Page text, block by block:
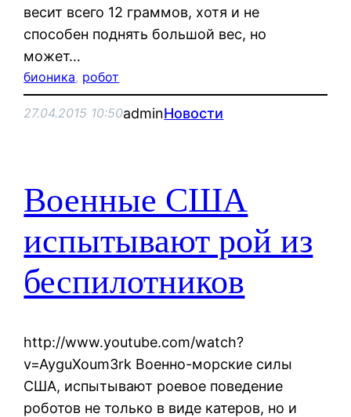
весит всего 12 граммов, хотя и не
способен поднять большой вес, но
может…
бионика, робот
27.04.2015 10:50adminНовости
Военные США
испытывают рой из
беспилотников
http://www.youtube.com/watch?
v=AyguXoum3rk Военно-морские силы
США, испытывают роевое поведение
роботов не только в виде катеров, но и